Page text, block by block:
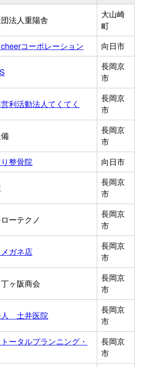
法人重陽舎
大山崎
町
cheerコーポレーション 向日市
長岡京
市
利活動法人てくてく
長岡京
市
長岡京
市
整骨院 向日市
長岡京
市
ーテクノ
長岡京
市
ガネ店
長岡京
市
丁ヶ阪商会
長岡京
市
人 土井医院
長岡京
市
トータルプランニング・
長岡京
市